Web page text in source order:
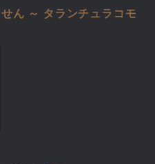
ん ～ タランチュラコモ